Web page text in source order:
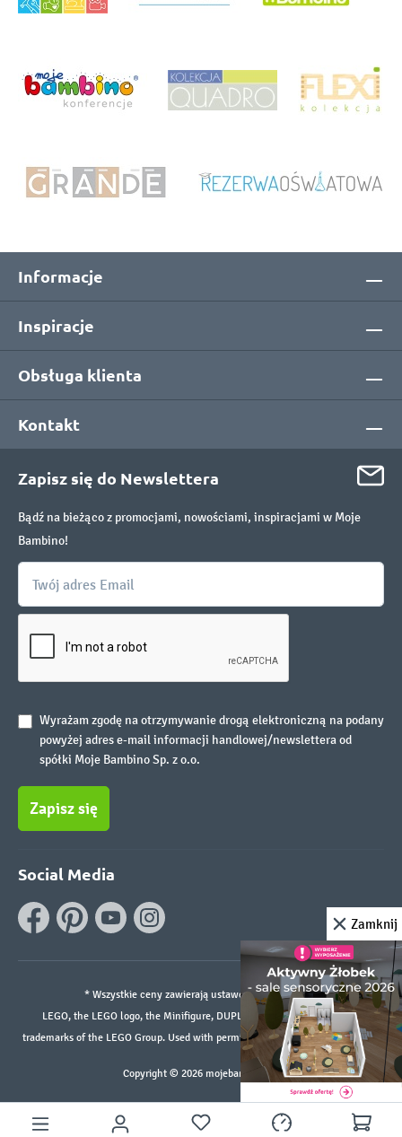
Informacje
Inspiracje
Obsługa klienta
Kontakt
Zapisz się do Newslettera
Bądź na bieżąco z promocjami, nowościami, inspiracjami w Moje
Bambino!
Wyrażam zgodę na otrzymywanie drogą elektroniczną na podany
powyżej adres e-mail informacji handlowej/newslettera od
spółki Moje Bambino Sp. z o.o.
Zapisz się
Social Media
* Wszystkie ceny zawierają ustawowy podatek VAT.
LEGO, the LEGO logo, the Minifigure, DUPLO, and the SPIKE logo are
trademarks of the LEGO Group. Used with permission. ©2026 The LEGO Group
Copyright © 2026 mojebambino.pl
Zamknij